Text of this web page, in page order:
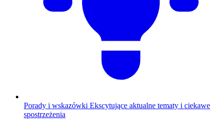
Porady i wskazówki Ekscytujące aktualne tematy i ciekawe
spostrzeżenia